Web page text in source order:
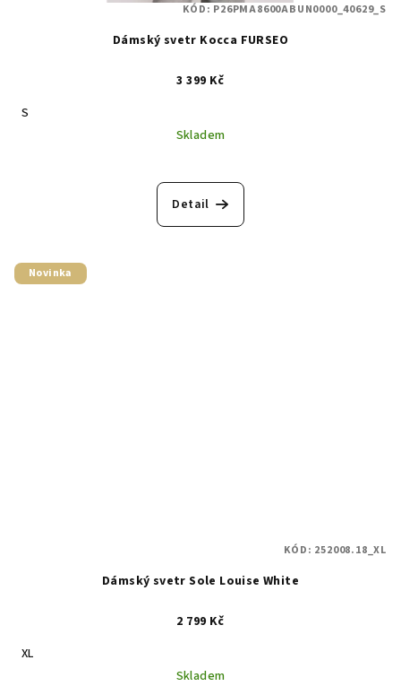
Dámský svetr Kocca FURSEO
3 399 Kč
S
Skladem
Detail
KÓD: P26PMA8600ABUN0000_40629_S
Novinka
Dámský svetr Sole Louise White
2 799 Kč
XL
Skladem
KÓD: 252008.18_XL